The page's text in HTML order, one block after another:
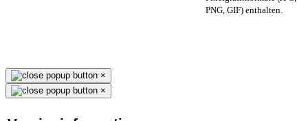
PNG, GIF) enthalten.
×
×